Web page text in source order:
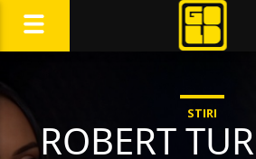
STIRI
ROBERT